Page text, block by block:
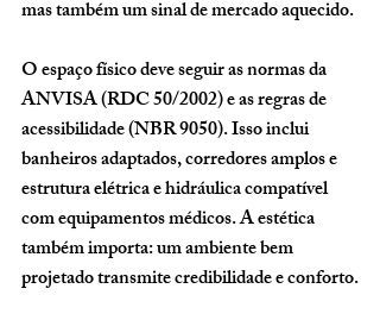
mas também um sinal de mercado aquecido.
O espaço físico deve seguir as normas da
ANVISA (RDC 50/2002) e as regras de
acessibilidade (NBR 9050). Isso inclui
banheiros adaptados, corredores amplos e
estrutura elétrica e hidráulica compatível
com equipamentos médicos. A estética
também importa: um ambiente bem
projetado transmite credibilidade e conforto.